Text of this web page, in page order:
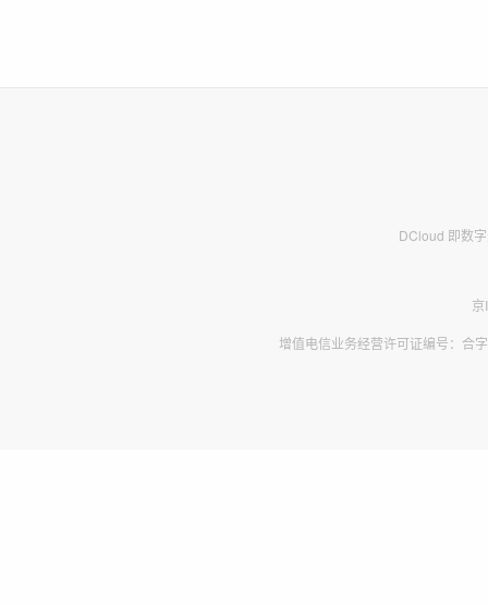
DCloud 即数
增值电信业务经营许可证编号：合